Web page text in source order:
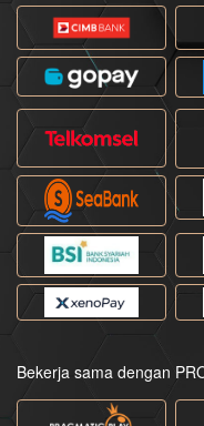
Bekerja sama dengan